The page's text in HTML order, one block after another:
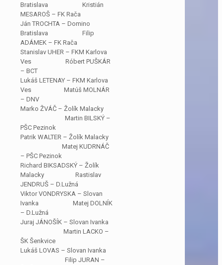
Bratislava Kristián
MESAROŠ – FK Rača
Ján TROCHTA – Domino
Bratislava Filip
ADÁMEK – FK Rača
Stanislav UHER – FKM Karlova
Ves Róbert PUŠKÁR
– BCT
Lukáš LETENAY – FKM Karlova
Ves Matúš MOLNÁR
– DNV
Marko ŽVÁČ – Žolík Malacky
Martin BILSKÝ –
PŠC Pezinok
Patrik WALTER – Žolík Malacky
Matej KUDRNÁČ
– PŠC Pezinok
Richard BIKSADSKÝ – Žolík
Malacky Rastislav
JENDRUŠ – D.Lužná
Viktor VONDRYSKA – Slovan
Ivanka Matej DOLNÍK
– D.Lužná
Juraj JÁNOŠÍK – Slovan Ivanka
Martin LACKO –
ŠK Šenkvice
Lukáš LOVAS – Slovan Ivanka
Filip JURAN –